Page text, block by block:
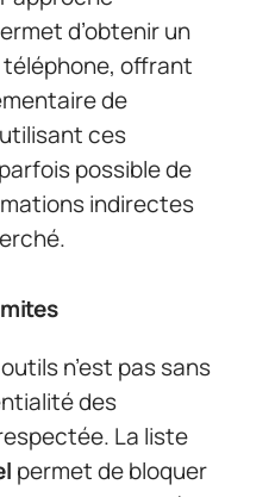
d’obtenir un
offrant
de
ces
possible de
indirectes
n’est pas sans
des
La liste
permet de bloquer